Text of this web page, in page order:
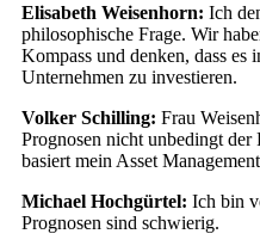
Elisabeth Weisenhorn: Ich
philosophische Frage. Wir
Kompass und denken, dass es
Unternehmen zu investieren.
Volker Schilling: Frau
Prognosen nicht unbedingt
basiert mein Asset
Michael Hochgürtel: Ich bin
Prognosen sind schwierig.